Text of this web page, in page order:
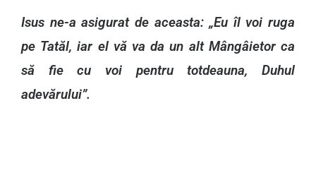
Isus ne-a asigurat de aceasta: „Eu îl voi ruga
pe Tatăl, iar el vă va da un alt Mângâietor ca
să fie cu voi pentru totdeauna, Duhul
adevărului”.